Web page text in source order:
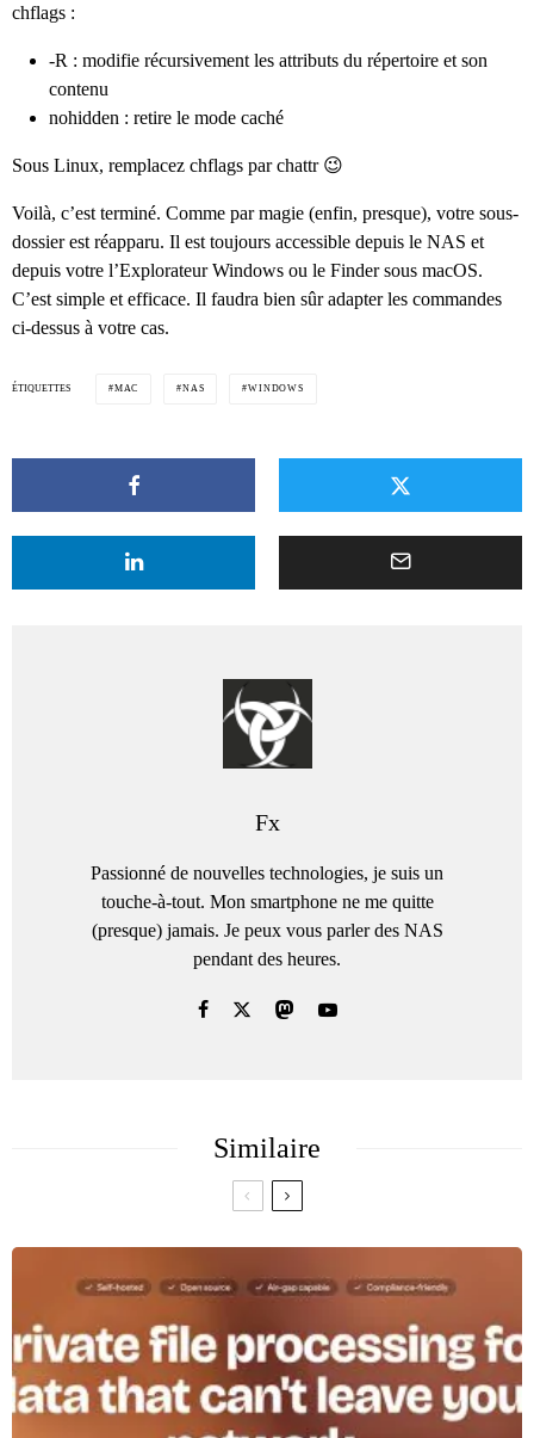
chflags :
-R : modifie récursivement les attributs du répertoire et son
contenu
nohidden : retire le mode caché
Sous Linux, remplacez chflags par chattr 😉
Voilà, c’est terminé. Comme par magie (enfin, presque), votre sous-
dossier est réapparu. Il est toujours accessible depuis le NAS et
depuis votre l’Explorateur Windows ou le Finder sous macOS.
C’est simple et efficace. Il faudra bien sûr adapter les commandes
ci-dessus à votre cas.
ÉTIQUETTES MAC NAS WINDOWS
Fx
Passionné de nouvelles technologies, je suis un
touche-à-tout. Mon smartphone ne me quitte
(presque) jamais. Je peux vous parler des NAS
pendant des heures.
Similaire